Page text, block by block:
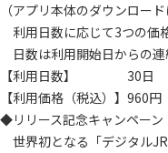
（アプリ本体のダウンロード
利用日数に応じて3つの価
日数は利用開始日からの連
【利用日数】 30
【利用価格（税込）】
◆リリース記念キャンペーン
世界初となる「デジタル